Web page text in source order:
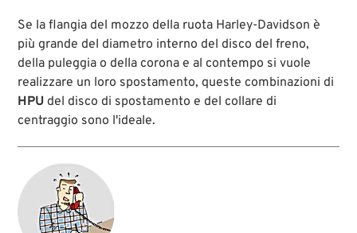
Se la flangia del mozzo della ruota Harley-Davidson è
più grande del diametro interno del disco del freno,
della puleggia o della corona e al contempo si vuole
realizzare un loro spostamento, queste combinazioni di
HPU del disco di spostamento e del collare di
centraggio sono l'ideale.